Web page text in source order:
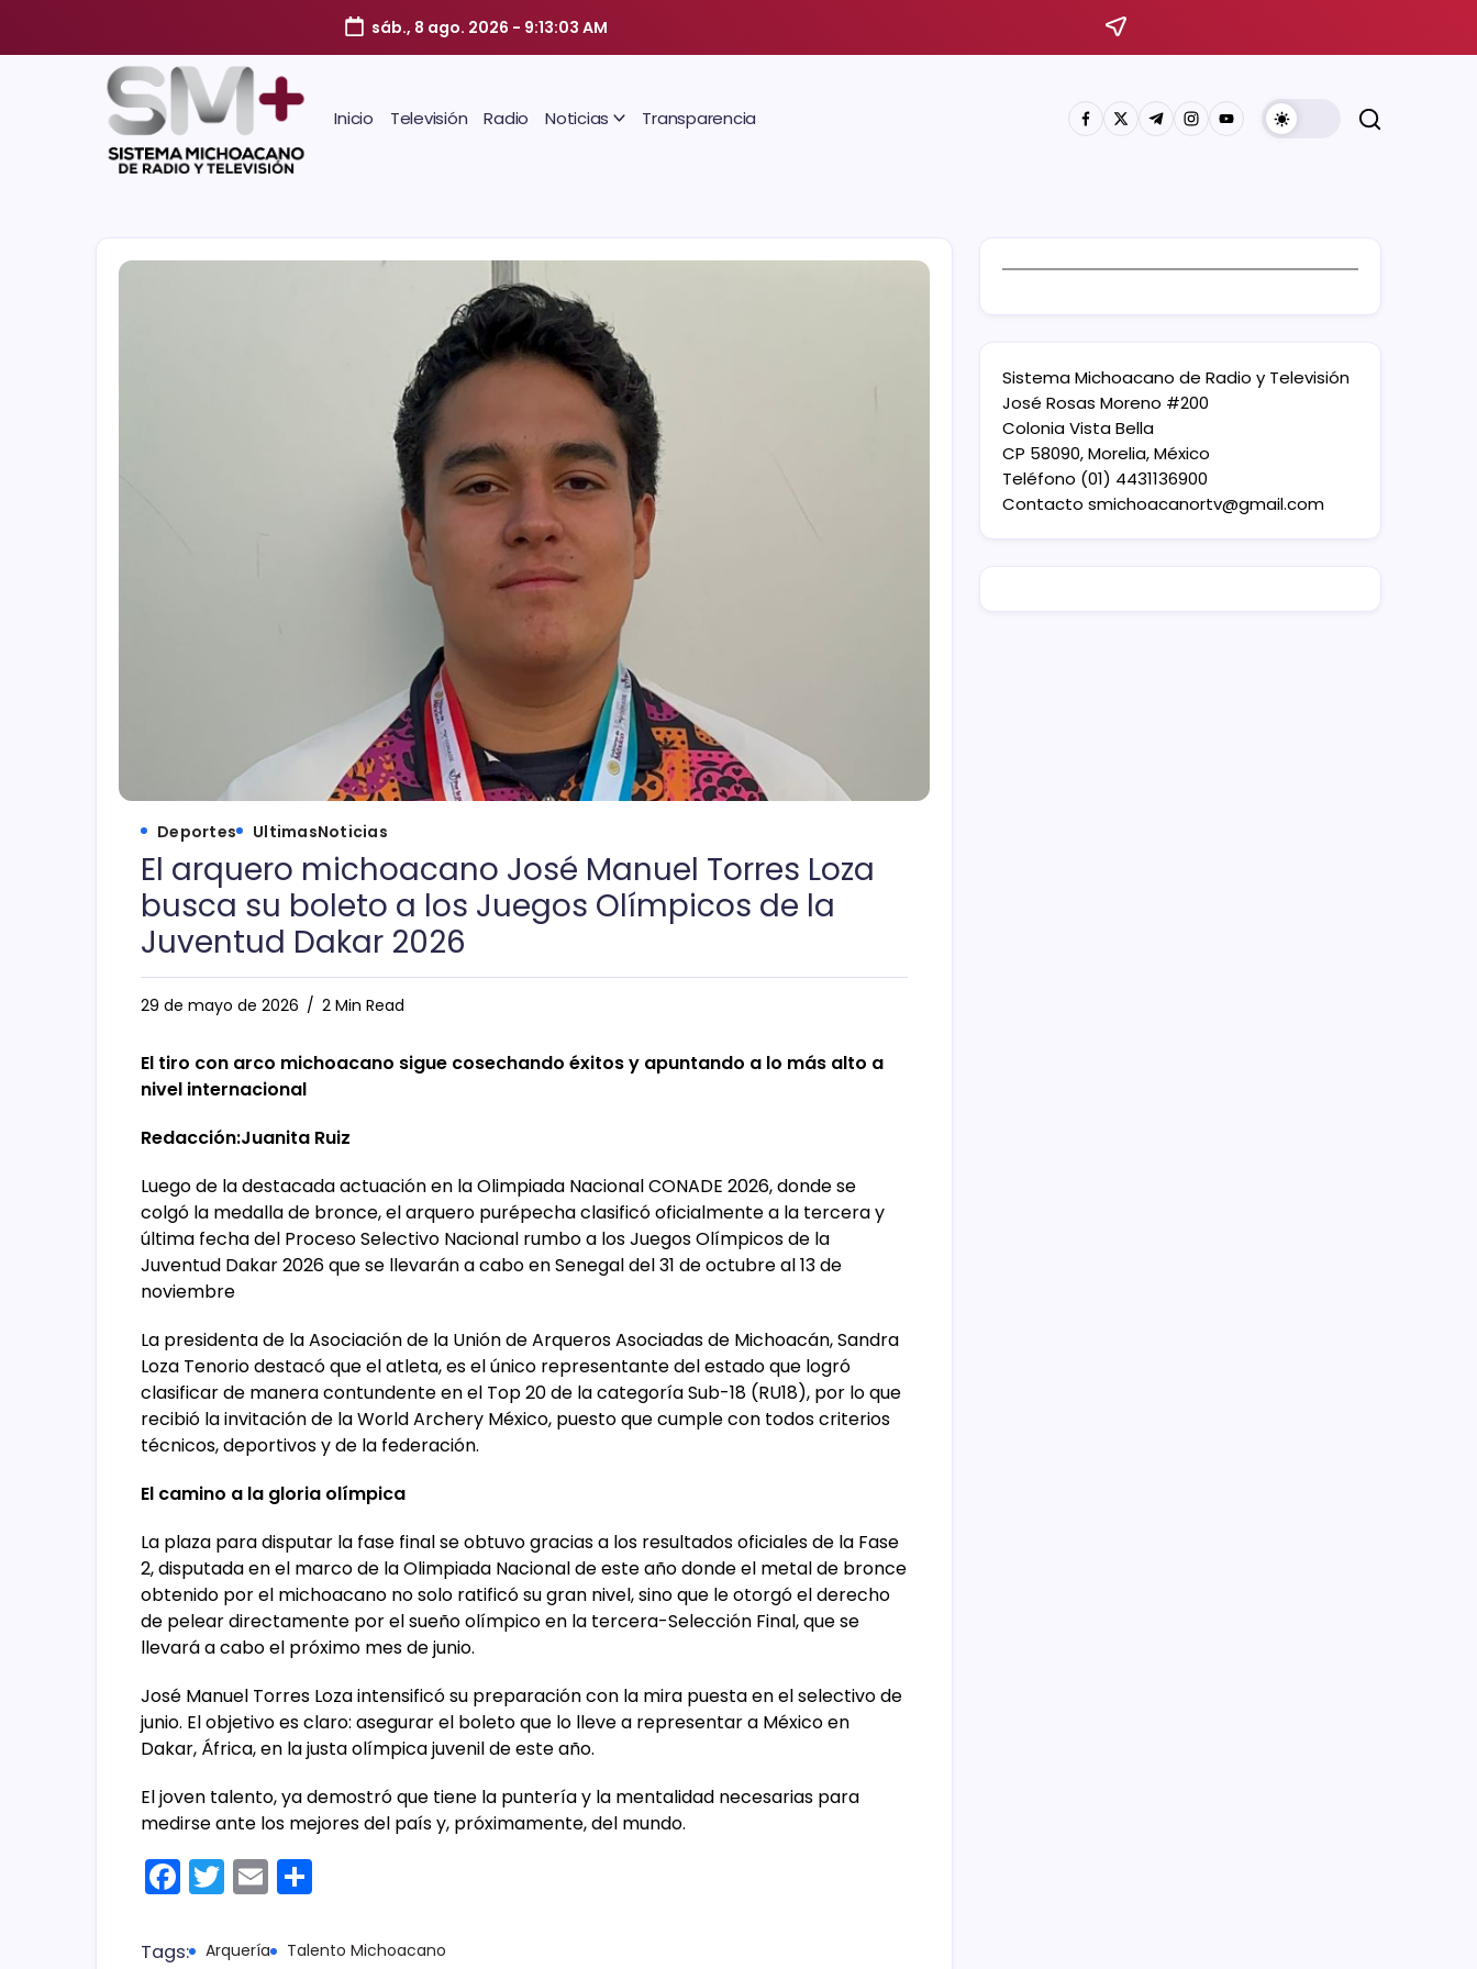
sáb., 8 ago. 2026 - 9:13:04 AM
Inicio Televisión Radio Noticias Transparencia
Deportes UltimasNoticias
El arquero michoacano José Manuel Torres Loza
busca su boleto a los Juegos Olímpicos de la
Juventud Dakar 2026
29 de mayo de 2026 2 Min Read
El tiro con arco michoacano sigue cosechando éxitos y apuntando a lo más alto a
nivel internacional
Redacción:Juanita Ruiz
Luego de la destacada actuación en la Olimpiada Nacional CONADE 2026, donde se
colgó la medalla de bronce, el arquero purépecha clasificó oficialmente a la tercera y
última fecha del Proceso Selectivo Nacional rumbo a los Juegos Olímpicos de la
Juventud Dakar 2026 que se llevarán a cabo en Senegal del 31 de octubre al 13 de
noviembre
La presidenta de la Asociación de la Unión de Arqueros Asociadas de Michoacán, Sandra
Loza Tenorio destacó que el atleta, es el único representante del estado que logró
clasificar de manera contundente en el Top 20 de la categoría Sub-18 (RU18), por lo que
recibió la invitación de la World Archery México, puesto que cumple con todos criterios
técnicos, deportivos y de la federación.
​El camino a la gloria olímpica
​La plaza para disputar la fase final se obtuvo gracias a los resultados oficiales de la Fase
2, disputada en el marco de la Olimpiada Nacional de este año donde el metal de bronce
obtenido por el michoacano no solo ratificó su gran nivel, sino que le otorgó el derecho
de pelear directamente por el sueño olímpico en la tercera-Selección Final, que se
llevará a cabo el próximo mes de junio.
​José Manuel Torres Loza intensificó su preparación con la mira puesta en el selectivo de
junio. El objetivo es claro: asegurar el boleto que lo lleve a representar a México en
Dakar, África, en la justa olímpica juvenil de este año.
​El joven talento, ya demostró que tiene la puntería y la mentalidad necesarias para
medirse ante los mejores del país y, próximamente, del mundo.
F
a
c
T
w
itt
E
m
ai m
Tags: Arquería Talento Michoacano
Sistema Michoacano de Radio y Televisión
José Rosas Moreno #200
Colonia Vista Bella
CP 58090, Morelia, México
Teléfono (01) 4431136900
Contacto smichoacanortv@gmail.com